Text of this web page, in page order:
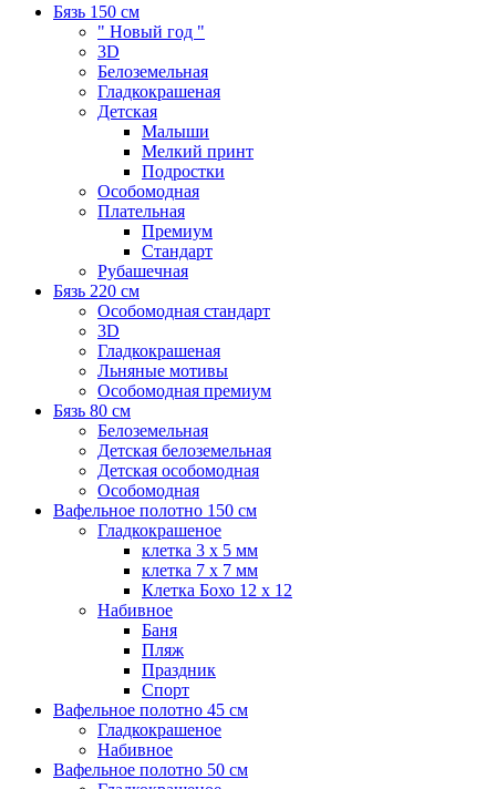
Бязь 150 см
" Новый год "
3D
Белоземельная
Гладкокрашеная
Детская
Малыши
Мелкий принт
Подростки
Особомодная
Плательная
Премиум
Стандарт
Рубашечная
Бязь 220 см
Особомодная стандарт
3D
Гладкокрашеная
Льняные мотивы
Особомодная премиум
Бязь 80 см
Белоземельная
Детская белоземельная
Детская особомодная
Особомодная
Вафельное полотно 150 см
Гладкокрашеное
клетка 3 х 5 мм
клетка 7 х 7 мм
Клетка Бохо 12 x 12
Набивное
Баня
Пляж
Праздник
Спорт
Вафельное полотно 45 см
Гладкокрашеное
Набивное
Вафельное полотно 50 см